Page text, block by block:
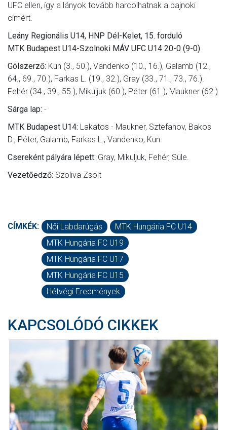
UFC ellen, így a lányok tovább harcolhatnak a bajnoki
címért.
Leány Regionális U14, HNP Dél-Kelet, 15. forduló
MTK Budapest U14-Szolnoki MÁV UFC U14 20-0 (9-0)
Gólszerző: Kun (3., 50.), Vandenko (10., 16.), Galamb (12.,
64., 69., 70.), Farkas L. (19., 32.), Gray (33., 71., 73., 76.).
Fehér (34., 39., 55.), Mikuljuk (60.), Péter (61.), Maukner (62.)
Sárga lap: -
MTK Budapest U14: Lakatos - Maukner, Sztefanov, Bakos
D., Péter, Galamb, Farkas L., Vandenko, Kun.
Csereként pályára lépett: Gray, Mikuljuk, Fehér, Süle.
Vezetőedző: Szoliva Zsolt
CÍMKÉK: Női Labdarúgás
MTK Hungária FC U14
MTK Hungária FC U19
MTK Hungária FC U17
MTK Hungária FC U15
Hétvégi Eredmények
KAPCSOLÓDÓ CIKKEK